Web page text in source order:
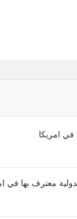
في امريكا
معترف بها في